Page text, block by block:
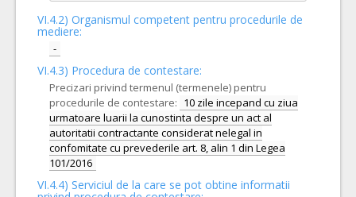
VI.4.2) Organismul competent pentru procedurile de
mediere:
-
VI.4.3) Procedura de contestare:
Precizari privind termenul (termenele) pentru
procedurile de contestare: 10 zile incepand cu ziua
urmatoare luarii la cunostinta despre un act al
autoritatii contractante considerat nelegal in
confomitate cu prevederile art. 8, alin 1 din Legea
101/2016
VI.4.4) Serviciul de la care se pot obtine informatii